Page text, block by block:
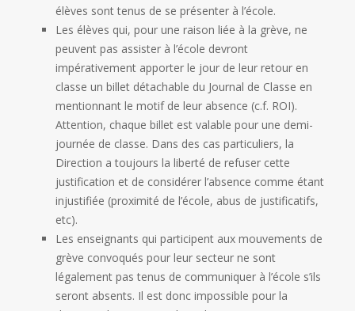
élèves sont tenus de se présenter à l’école.
Les élèves qui, pour une raison liée à la grève, ne
peuvent pas assister à l’école devront
impérativement apporter le jour de leur retour en
classe un billet détachable du Journal de Classe en
mentionnant le motif de leur absence (c.f. ROI).
Attention, chaque billet est valable pour une demi-
journée de classe. Dans des cas particuliers, la
Direction a toujours la liberté de refuser cette
justification et de considérer l’absence comme étant
injustifiée (proximité de l’école, abus de justificatifs,
etc).
Les enseignants qui participent aux mouvements de
grève convoqués pour leur secteur ne sont
légalement pas tenus de communiquer à l’école s’ils
seront absents. Il est donc impossible pour la